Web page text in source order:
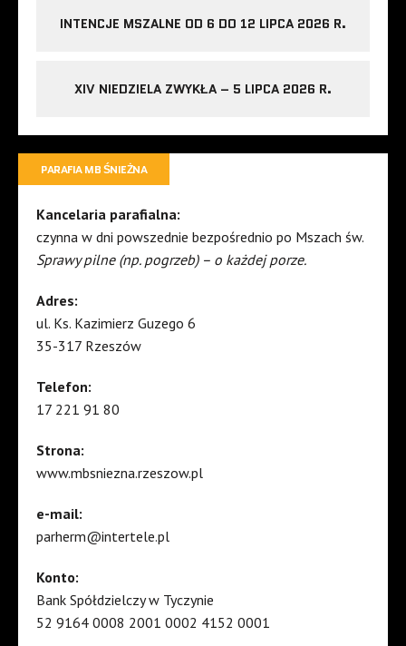
INTENCJE MSZALNE OD 6 DO 12 LIPCA 2026 R.
XIV NIEDZIELA ZWYKŁA – 5 LIPCA 2026 R.
PARAFIA MB ŚNIEŻNA
Kancelaria parafialna:
czynna w dni powszednie bezpośrednio po Mszach św.
Sprawy pilne (np. pogrzeb) – o każdej porze.
Adres:
ul. Ks. Kazimierz Guzego 6
35-317 Rzeszów
Telefon:
17 221 91 80
Strona:
www.mbsniezna.rzeszow.pl
e-mail:
parherm@intertele.pl
Konto:
Bank Spółdzielczy w Tyczynie
52 9164 0008 2001 0002 4152 0001